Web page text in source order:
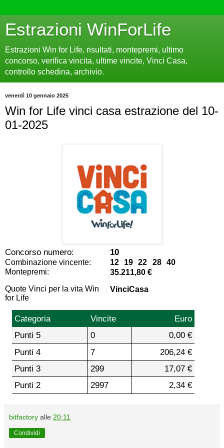
Estrazioni WinForLife
Estrazioni Win for Life, risultati, montepremi, ultimo
concorso, verifica vincita, ultime vincite, Vinci Casa,
controllo schedina, archivio.
venerdì 10 gennaio 2025
Win for Life vinci casa estrazione del 10-
01-2025
Concorso numero: 10
Combinazione vincente:
12 19 22 28 40
Montepremi:
35.211,80 €
Quote Vinci per la vita Win
for Life
VinciCasa
Categoria Vincite
Euro
Punti 5
0
0,00 €
Punti 4
7
206,24 €
Punti 3
299
17,07 €
Punti 2
2997 2,34 €
bitfactory alle 20:11
Condividi